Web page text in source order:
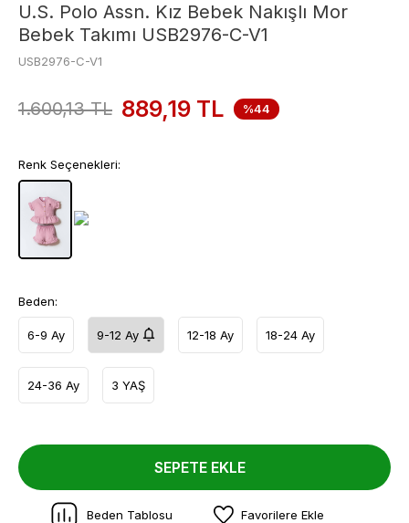
U.S. Polo Assn. Kız Bebek Nakışlı Mor
Bebek Takımı USB2976-C-V1
USB2976-C-V1
1.600,13TL 889,19 TL %44
Renk Seçenekleri:
Beden:
6-9 Ay 9-12 Ay 12-18 Ay 18-24 Ay
24-36 Ay 3 YAŞ
SEPETE EKLE
Beden Tablosu Favorilere Ekle